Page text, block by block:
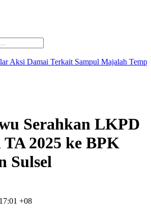
Terkait Sampul Majalah TempoAmaliah
Serahkan LKPD
2025 ke BPK
Sulsel
+08